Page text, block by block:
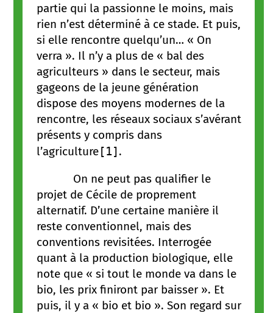
partie qui la passionne le moins, mais
rien n’est déterminé à ce stade. Et puis,
si elle rencontre quelqu’un… « On
verra ». Il n’y a plus de « bal des
agriculteurs » dans le secteur, mais
gageons de la jeune génération
dispose des moyens modernes de la
rencontre, les réseaux sociaux s’avérant
présents y compris dans
l’agriculture[1].
On ne peut pas qualifier le
projet de Cécile de proprement
alternatif. D’une certaine manière il
reste conventionnel, mais des
conventions revisitées. Interrogée
quant à la production biologique, elle
note que « si tout le monde va dans le
bio, les prix finiront par baisser ». Et
puis, il y a « bio et bio ». Son regard sur